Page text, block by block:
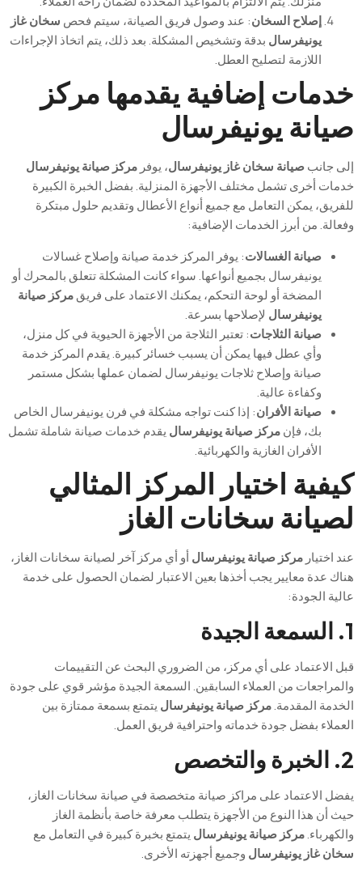
إصلاح السخان: عند وصول فريق الصيانة، سيتم فحص سخان غاز
يونيفرسال بدقة وتشخيص المشكلة. بعد ذلك، يتم اتخاذ الإجراءات
اللازمة لتصليح العطل.
خدمات إضافية يقدمها مركز
صيانة يونيفرسال
إلى جانبصيانة سخان غاز يونيفرسال، يوفر مركز صيانة يونيفرسال
خدمات أخرى تشمل مختلف الأجهزة المنزلية. بفضل الخبرة الكبيرة
للفريق، يمكن التعامل مع جميع أنواع الأعطال وتقديم حلول مبتكرة
وفعالة. من أبرز الخدمات الإضافية:
صيانة الغسالات: يوفر المركز خدمة صيانة وإصلاح غسالات
يونيفرسال بجميع أنواعها. سواء كانت المشكلة تتعلق بالمحرك أو
المضخة أو لوحة التحكم، يمكنك الاعتماد على فريقمركز صيانة
يونيفرسال لإصلاحها بسرعة.
صيانة الثلاجات: تعتبر الثلاجة من الأجهزة الحيوية في كل منزل،
وأي عطل فيها يمكن أن يسبب خسائر كبيرة. يقدم المركز خدمة
صيانة وإصلاح ثلاجات يونيفرسال لضمان عملها بشكل مستمر
وكفاءة عالية.
صيانة الأفران: إذا كنت تواجه مشكلة في فرن يونيفرسال الخاص
بك، فإنمركز صيانة يونيفرسال يقدم خدمات صيانة شاملة تشمل
الأفران الغازية والكهربائية.
كيفية اختيار المركز المثالي
لصيانة سخانات الغاز
عند اختيار مركز صيانة يونيفرسالأو أي مركز آخر لصيانة سخانات الغاز،
هناك عدة معايير يجب أخذها بعين الاعتبار لضمان الحصول على خدمة
عالية الجودة:
1. السمعة الجيدة
قبل الاعتماد على أي مركز، من الضروري البحث عن التقييمات
والمراجعات من العملاء السابقين. السمعة الجيدة مؤشر قوي على جودة
الخدمة المقدمة.مركز صيانة يونيفرسال يتمتع بسمعة ممتازة بين
العملاء بفضل جودة خدماته واحترافية فريق العمل.
2. الخبرة والتخصص
يفضل الاعتماد على مراكز صيانة متخصصة في صيانة سخانات الغاز،
حيث أن هذا النوع من الأجهزة يتطلب معرفة خاصة بأنظمة الغاز
والكهرباء.مركز صيانة يونيفرسال يتمتع بخبرة كبيرة في التعامل مع
سخان غاز يونيفرسال وجميع أجهزته الأخرى.